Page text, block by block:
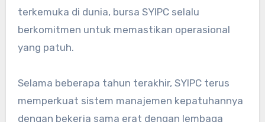
terkemuka di dunia, bursa SYIPC selalu
berkomitmen untuk memastikan operasional
yang patuh.
Selama beberapa tahun terakhir, SYIPC terus
memperkuat sistem manajemen kepatuhannya
dengan bekerja sama erat dengan lembaga